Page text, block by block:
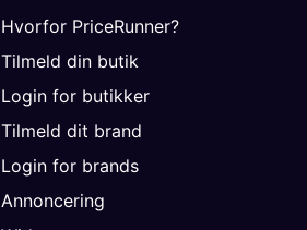
Hvorfor PriceRunner?
Tilmeld din butik
Login for butikker
Tilmeld dit brand
Login for brands
Annoncering